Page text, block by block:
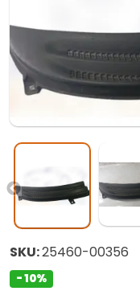
SKU:25460-00356
- 10%